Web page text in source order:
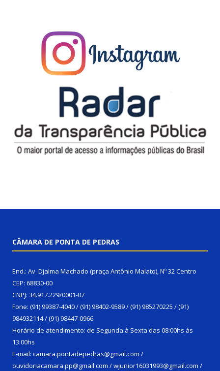
CÂMARA DE PONTA DE PEDRAS
End.: Av. Djalma Machado (praça Antônio Malato), Nº 32 Centro
CEP: 68830-00
CNPJ: 34.917.229/0001-07
Fone: (91) 99387-4040 / (91) 98402-9589 / (91) 985270225 / (91)
984932114 / (91) 98447-0966
Horário de atendimento: de Segunda à Sexta das 08:00hs às
13:00hs
E-mail: camara.pontadepedras@gmail.com /
ouvidoriacamara.pp@gmail.com / wjunior16031993@gmail.com /